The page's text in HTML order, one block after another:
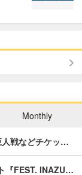
Monthly
戦などチケッ…
『FEST. INAZU…